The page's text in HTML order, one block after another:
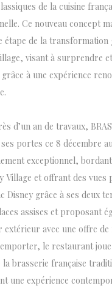
de la cuisine
Ce nouveau concept
étape de la transformation
visant à surprendre
à une expérience
d’un an de travaux,
portes ce 8 décembre
exceptionnel,
Village et offrant des vues
Disney grâce à ses deux
assises et proposant
extérieur avec une offre
le restaurant joue
la brasserie française
une expérience